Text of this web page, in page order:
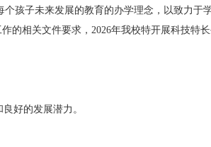
个孩子未来发展的教育的办学理念，以致力于
的相关文件要求， 2026年我校特开展科技特
好的发展潜力。